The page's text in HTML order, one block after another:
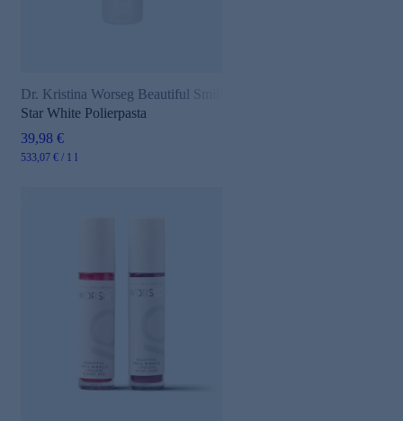
Dr. Kristina Worseg Beautiful Smile
Star White Polierpasta
39,98 €
533,07 € / 1 l